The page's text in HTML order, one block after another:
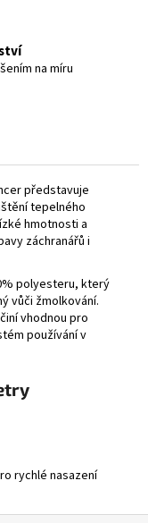
na míru
představuje
tepelného
hmotnosti a
záchranářů i
polyesteru, který
vůči žmolkování.
vhodnou pro
používání v
rychlé nasazení